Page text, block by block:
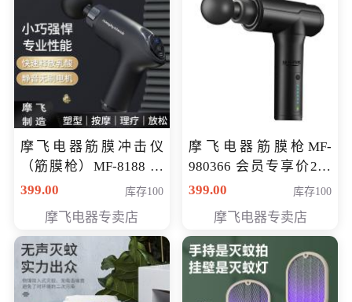
摩飞电器筋膜冲击仪
（筋膜枪）MF-8188 会
员专享价268元
399.00 库存100
摩飞电器专卖店
摩飞电器筋膜枪MF-
980366 会员专享价299
元
399.00 库存100
摩飞电器专卖店